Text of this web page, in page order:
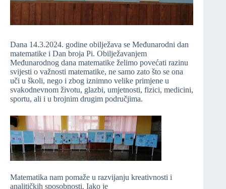
Dana 14.3.2024. godine obilježava se Međunarodni dan
matematike i Dan broja Pi. Obilježavanjem
Međunarodnog dana matematike želimo povećati razinu
svijesti o važnosti matematike, ne samo zato što se ona
uči u školi, nego i zbog iznimno velike primjene u
svakodnevnom životu, glazbi, umjetnosti, fizici, medicini,
sportu, ali i u brojnim drugim područjima.
Matematika nam pomaže u razvijanju kreativnosti i
analitičkih sposobnosti. Iako je